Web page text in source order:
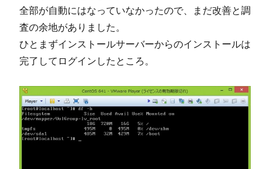
全部が自動にはなっていなかったので、まだ改善と調
査の余地がありました。
ひとまずインストールサーバーからのインストールは
完了してログインしたところ。